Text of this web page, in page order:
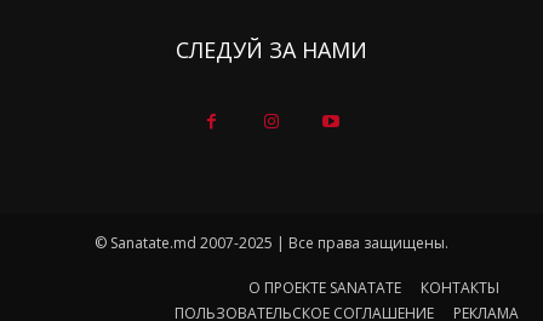
СЛЕДУЙ ЗА НАМИ
© Sanatate.md 2007-2025 | Все права защищены.
О ПРОЕКТЕ SANATATE
КОНТАКТЫ
ПОЛЬЗОВАТЕЛЬСКОЕ СОГЛАШЕНИЕ
РЕКЛАМА